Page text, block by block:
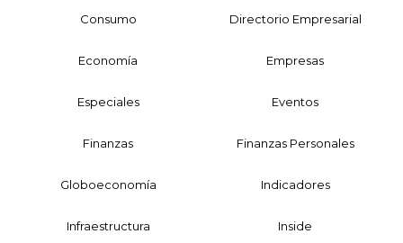
Consumo Directorio Empresarial
Economía Empresas
Especiales Eventos
Finanzas Finanzas Personales
Globoeconomía Indicadores
Infraestructura Inside